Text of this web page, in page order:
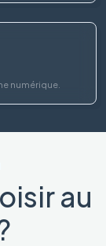
numérique.
au